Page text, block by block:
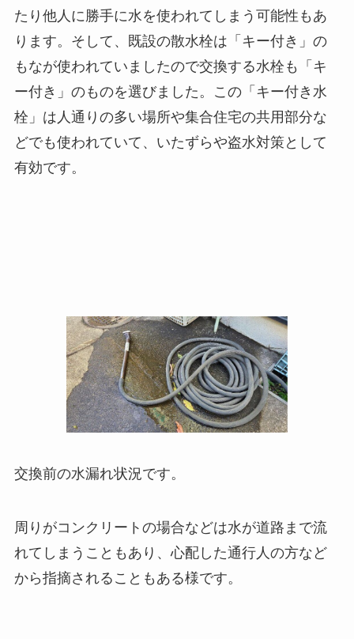
たり他人に勝手に水を使われてしまう可能性もあ
ります。そして、既設の散水栓は「キー付き」の
もなが使われていましたので交換する水栓も「キ
ー付き」のものを選びました。この「キー付き水
栓」は人通りの多い場所や集合住宅の共用部分な
どでも使われていて、いたずらや盗水対策として
有効です。
交換前の水漏れ状況です。
周りがコンクリートの場合などは水が道路まで流
れてしまうこともあり、心配した通行人の方など
から指摘されることもある様です。